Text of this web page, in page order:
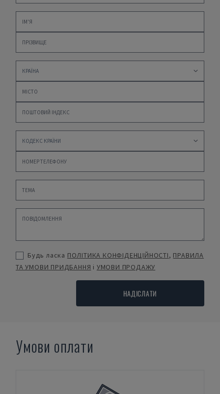
Будь ласка ПОЛІТИКА КОНФІДЕНЦІЙНОСТІ, ПРАВИЛА
ТА УМОВИ ПРИДБАННЯ і УМОВИ ПРОДАЖУ
НАДІСЛАТИ
Умови оплати